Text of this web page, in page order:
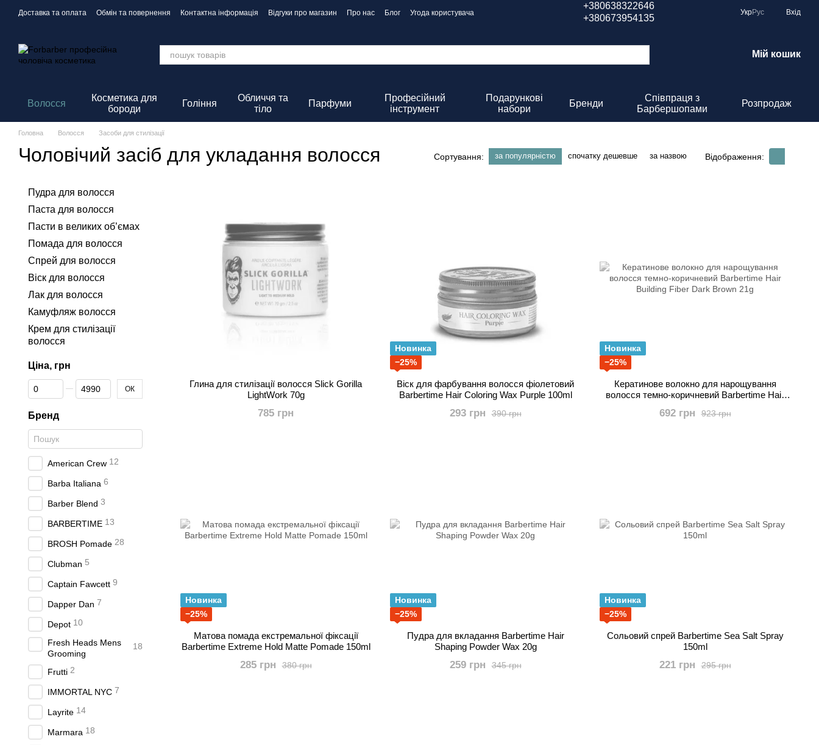
Перейти до основного контенту
Доставка та оплата Обмін та повернення Контактна інформація Відгуки про магазин Про нас Блог
Угода користувача
+380638322646
+380673954135
УкрРус Вхід
Мій кошик
Волосся
Косметика для
бороди
Гоління
Обличчя та
тіло
Парфуми
Професійний
інструмент
Подарункові
набори
Бренди
Співпраця з
Барбершопами
Розпродаж
Головна Волосся Засоби для стилізації
Чоловічий засіб для укладання волосся Сортування: за популярністю спочатку дешевше за назвою Відображення:
Глина для стилізації волосся Slick Gorilla
LightWork 70g
785 грн
Новинка
−25%
Віск для фарбування волосся фіолетовий
Barbertime Hair Coloring Wax Purple 100ml
390 грн
293 грн
Новинка
−25%
Кератинове волокно для нарощування
волосся темно-коричневий Barbertime Hair
923 грн
692 грн
Новинка
−25%
Матова помада екстремальної фіксації
Barbertime Extreme Hold Matte Pomade 150ml
380 грн
285 грн
Новинка
−25%
Пудра для вкладання Barbertime Hair
Shaping Powder Wax 20g
345 грн
259 грн
Новинка
−25%
Сольовий спрей Barbertime Sea Salt Spray
150ml
295 грн
221 грн
Пудра для волосся
Паста для волосся
Пасти в великих об’ємах
Помада для волосся
Спрей для волосся
Віск для волосся
Лак для волосся
Камуфляж волосся
Крем для стилізації
волоcся
Ціна, грн
Від Ціна, грн
До Ціна, грн ОК
Бренд
American Crew 12
Barba Italiana 6
Barber Blend 3
BARBERTIME 13
BROSH Pomade 28
Clubman 5
Captain Fawcett 9
Dapper Dan 7
Depot 10
Fresh Heads Mens
Grooming
18
Frutti 2
IMMORTAL NYC 7
Layrite 14
Marmara 18